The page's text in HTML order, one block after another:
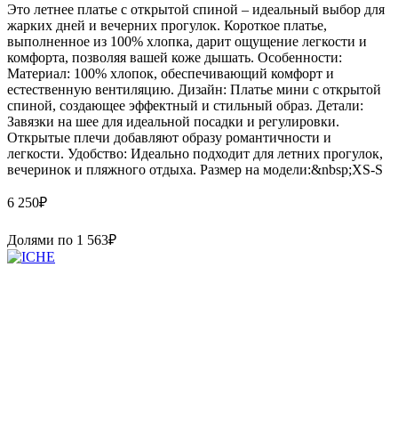
Это летнее платье с открытой спиной – идеальный выбор для
жарких дней и вечерних прогулок. Короткое платье,
выполненное из 100% хлопка, дарит ощущение легкости и
комфорта, позволяя вашей коже дышать. Особенности:
Материал: 100% хлопок, обеспечивающий комфорт и
естественную вентиляцию. Дизайн: Платье мини с открытой
спиной, создающее эффектный и стильный образ. Детали:
Завязки на шее для идеальной посадки и регулировки.
Открытые плечи добавляют образу романтичности и
легкости. Удобство: Идеально подходит для летних прогулок,
вечеринок и пляжного отдыха. Размер на модели:&nbsp;XS-S
6 250₽
Долями по 1 563₽